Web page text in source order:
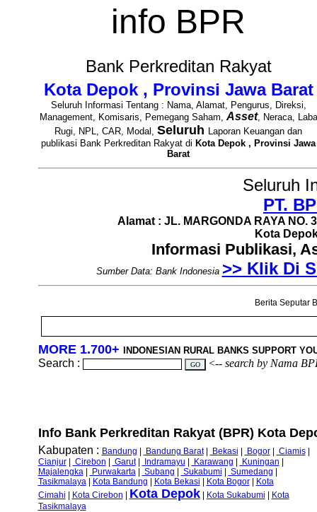
info BPR
Bank Perkreditan Rakyat
Kota Depok , Provinsi Jawa Barat
Seluruh Informasi Tentang : Nama, Alamat, Pengurus, Direksi,
Management, Komisaris, Pemegang Saham,Asset, Neraca, Laba
Rugi, NPL, CAR, Modal, Seluruh Laporan Keuangan dan
publikasi Bank Perkreditan Rakyat di Kota Depok , Provinsi Jawa
Barat
Seluruh
PT.
Alamat : JL. MARGONDA RAYA NO.
Kota
Informasi Publikasi,
Sumber Data: Bank Indonesia >> Klik Di
Berita Seputar
MORE 1.700+ INDONESIAN RURAL BANKS SUPPORT
Search : <-- search by Nama
Info Bank Perkreditan Rakyat (BPR) Kota
Kabupaten : Bandung Bandung Barat| Bekasi Bogor| Ciamis|
Cianjur| Cirebon Garut| Indramayu Karawang Kuningan
Majalengka| Purwakarta| Subang Sukabumi Sumedang
Tasikmalaya| Kota Bandung Kota Bekasi Kota Bogor|
Kota
Cimahi
Kota Cirebon Kota Depok| Kota Sukabumi
Kota
Tasikmalaya